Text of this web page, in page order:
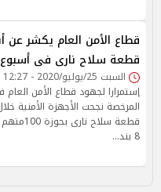
قطعة سلاح نارى فى أسبوع
السبت 25/يوليو/2020 - 12:27 م
إستمرارا لجهود قطاع الأمن
قطعة
8 بند…